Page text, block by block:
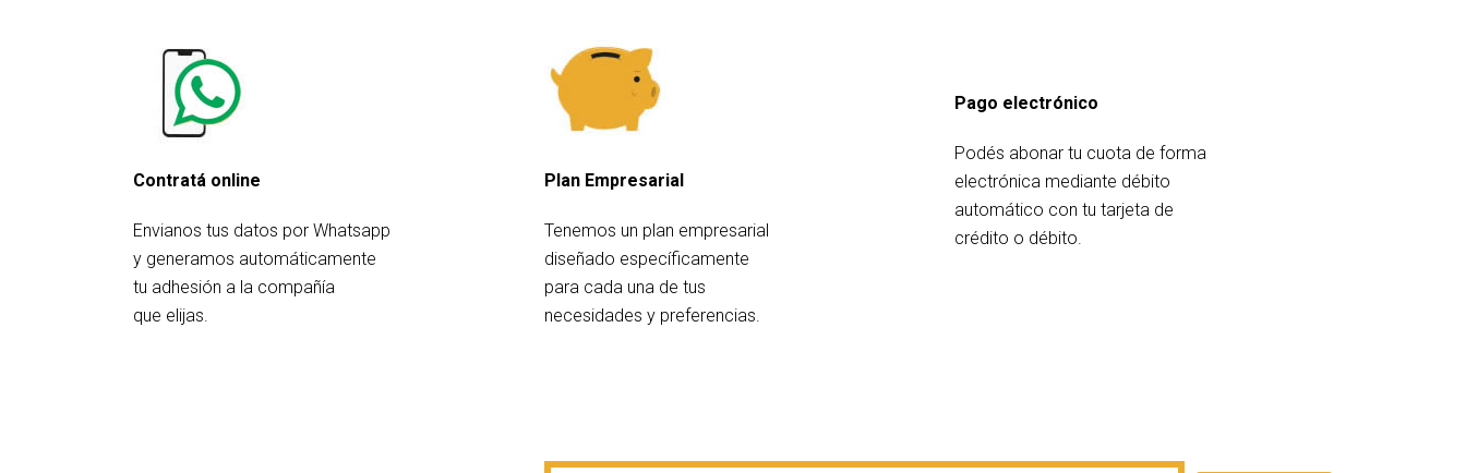
Contratá online
Envianos tus datos por Whatsapp
y generamos automáticamente
tu adhesión a la compañía
que elijas.
Plan Empresarial
Tenemos un plan empresarial
diseñado específicamente
para cada una de tus
necesidades y preferencias.
Pago electrónico
Podés abonar tu cuota de forma
electrónica mediante débito
automático con tu tarjeta de
crédito o débito.